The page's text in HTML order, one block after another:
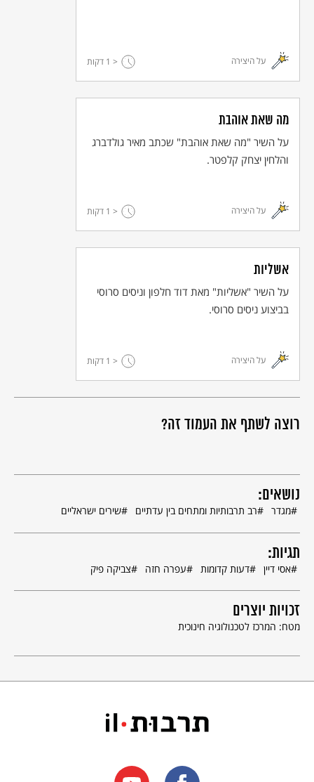
רוצה לשתף את העמוד זה?
על היצירה < 1 דקות
מה שאת אוהבת
על השיר "מה שאת אוהבת" שכתב מאיר גולדברג
והלחין יצחק קלפטר.
על היצירה < 1 דקות
אשליות
על השיר "אשליות" מאת דוד חלפון וניסים סרוסי
בביצוע ניסים סרוסי.
על היצירה < 1 דקות
נושאים:
מגדר רב תרבותיות ומתחים בין עדתיים שירים ישראליים
תגיות:
אסי דיין דעות קדומות עפרה חזה צביקה פיק
זכויות יוצרים
מטח: המרכז לטכנולוגיה חינוכית